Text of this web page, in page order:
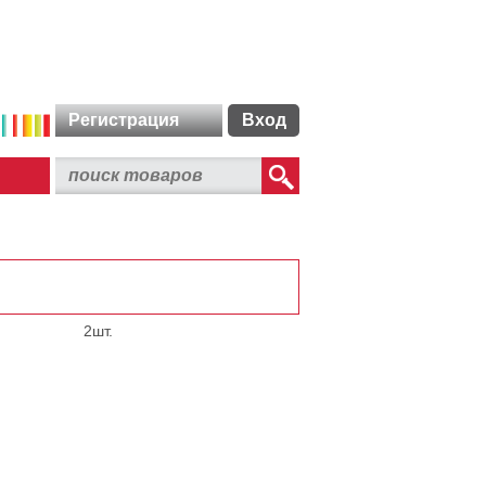
Регистрация Вход
2шт.